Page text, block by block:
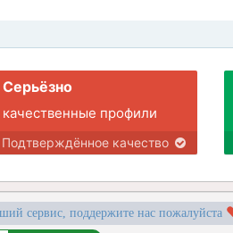
Серьёзно
качественные профили
Подтверждённое качество
сервис, поддержите нас пожалуйста